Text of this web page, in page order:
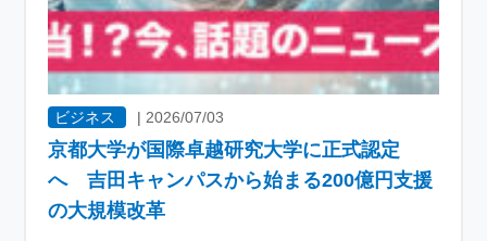
ビジネス | 2026/07/03
京都大学が国際卓越研究大学に正式認定
へ 吉田キャンパスから始まる200億円支援
の大規模改革